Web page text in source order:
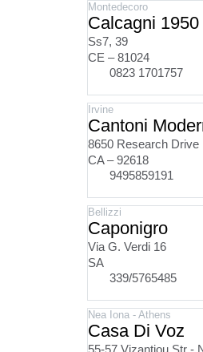
Montedecoro
Calcagni 1950
Ss7, 39
CE – 81024
0823 1701757
Irvine
Cantoni
8650 Research Drive
CA – 92618
9495859191
Bellizzi
Caponigro
Via G. Verdi 16
SA
339/5765485
Nea Iona - Athens
Casa Di Voz
55-57 Vizantiou Str -